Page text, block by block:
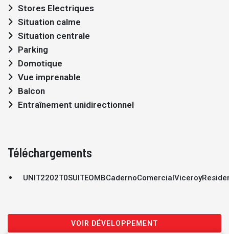
Stores Electriques
Situation calme
Situation centrale
Parking
Domotique
Vue imprenable
Balcon
Entraînement unidirectionnel
Téléchargements
VOIR DÉVELOPPEMENT